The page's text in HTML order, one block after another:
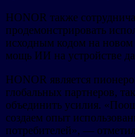
HONOR также
продемонстрировать
исходным кодом на
мощь ИИ на устройстве
HONOR является
глобальных партнеров,
объединить усилия.
создаем опыт
потребителей», —